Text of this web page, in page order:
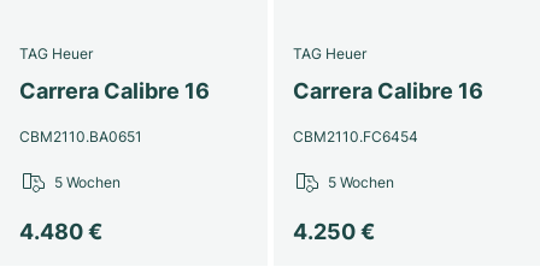
TAG Heuer
Carrera Calibre 16
CBM2110.BA0651
4.480 €
5 Wochen
TAG Heuer
Carrera Calibre 16
CBM2110.FC6454
4.250 €
5 Wochen